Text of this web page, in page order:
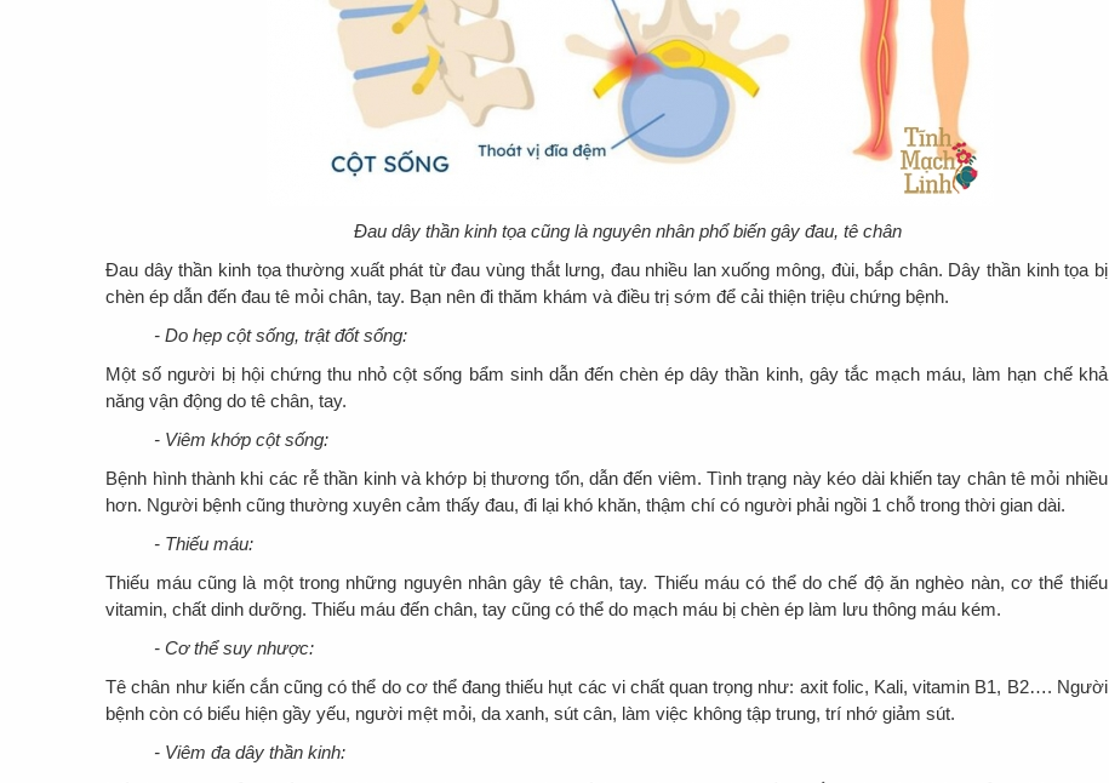
Đau dây thần kinh tọa cũng là nguyên nhân phổ biến gây đau, tê chân
Đau dây thần kinh tọa thường xuất phát từ đau vùng thắt lưng, đau nhiều lan xuống mông, đùi, bắp chân. Dây thần kinh tọa bị
chèn ép dẫn đến đau tê mỏi chân, tay. Bạn nên đi thăm khám và điều trị sớm để cải thiện triệu chứng bệnh.
- Do hẹp cột sống, trật đốt sống:
Một số người bị hội chứng thu nhỏ cột sống bẩm sinh dẫn đến chèn ép dây thần kinh, gây tắc mạch máu, làm hạn chế khả
năng vận động do tê chân, tay.
- Viêm khớp cột sống:
Bệnh hình thành khi các rễ thần kinh và khớp bị thương tổn, dẫn đến viêm. Tình trạng này kéo dài khiến tay chân tê mỏi nhiều
hơn. Người bệnh cũng thường xuyên cảm thấy đau, đi lại khó khăn, thậm chí có người phải ngồi 1 chỗ trong thời gian dài.
- Thiếu máu:
Thiếu máu cũng là một trong những nguyên nhân gây tê chân, tay. Thiếu máu có thể do chế độ ăn nghèo nàn, cơ thể thiếu
vitamin, chất dinh dưỡng. Thiếu máu đến chân, tay cũng có thể do mạch máu bị chèn ép làm lưu thông máu kém.
- Cơ thể suy nhược:
Tê chân như kiến cắn cũng có thể do cơ thể đang thiếu hụt các vi chất quan trọng như: axit folic, Kali, vitamin B1, B2…. Người
bệnh còn có biểu hiện gầy yếu, người mệt mỏi, da xanh, sút cân, làm việc không tập trung, trí nhớ giảm sút.
- Viêm đa dây thần kinh: